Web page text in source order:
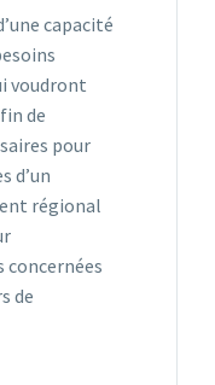
capacité
voudront
de
pour
d’un
régional
concernées
de